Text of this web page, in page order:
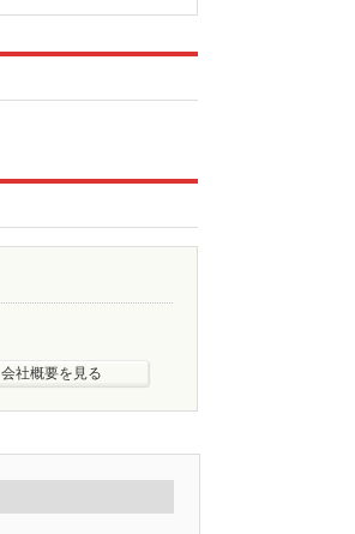
会社概要を見る